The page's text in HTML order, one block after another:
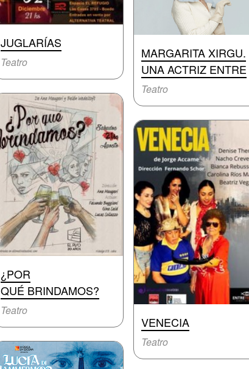
JUGLARÍAS
Teatro
MARGARITA XIRGU.
UNA ACTRIZ ENTRE
Teatro
¿POR
QUÉ BRINDAMOS?
Teatro
VENECIA
Teatro